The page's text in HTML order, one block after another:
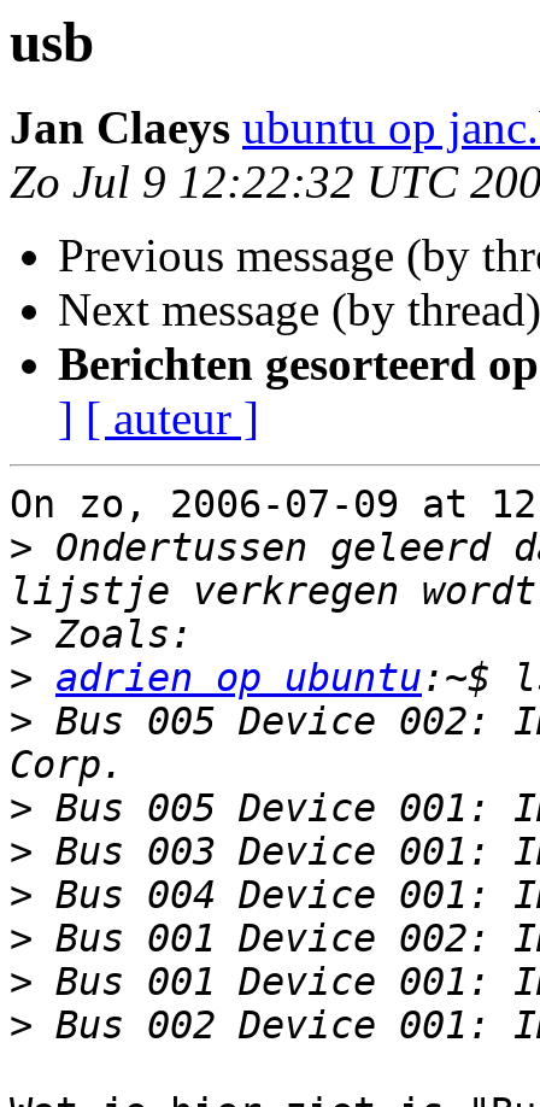
usb
Jan Claeys ubuntu op
Zo Jul 9 12:22:32 UTC
Previous message (by
Next message (by
Berichten gesorteerd
] [ auteur ]
On zo, 2006-07-09 at
> Ondertussen geleerd
>
> adrien op ubuntu
> Bus 005 Device 002:
>
>
>
>
>
>